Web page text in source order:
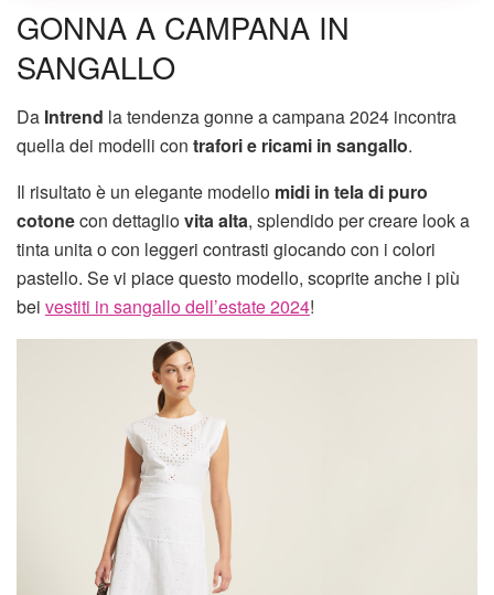
GONNA A CAMPANA IN
SANGALLO
Da Intrend la tendenza gonne a campana 2024 incontra
quella dei modelli con trafori e ricami in sangallo.
Il risultato è un elegante modello midi in tela di puro
cotonecon dettagliovita alta, splendido per creare look a
tinta unita o con leggeri contrasti giocando con i colori
pastello. Se vi piace questo modello, scoprite anche i più
bei vestiti in sangallo dell’estate 2024!